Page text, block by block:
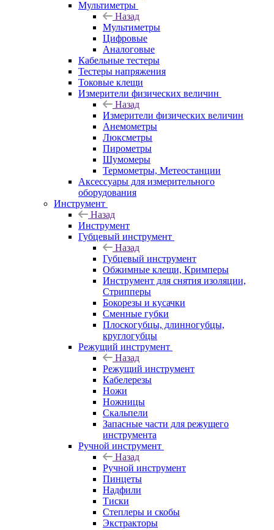
Мультиметры
Назад
Мультиметры
Цифровые
Аналоговые
Кабельные тестеры
Тестеры напряжения
Токовые клещи
Измерители физических величин
Назад
Измерители физических величин
Анемометры
Люксметры
Пирометры
Шумомеры
Термометры, Метеостанции
Аксессуары для измерительного
оборудования
Инструмент
Назад
Инструмент
Губцевый инструмент
Назад
Губцевый инструмент
Обжимные клещи, Кримперы
Инструмент для снятия изоляции,
Стрипперы
Бокорезы и кусачки
Сменные губки
Плоскогубцы, длинногубцы,
круглогубцы
Режущий инструмент
Назад
Режущий инструмент
Кабелерезы
Ножи
Ножницы
Скальпели
Запасные части для режущего
инструмента
Ручной инструмент
Назад
Ручной инструмент
Пинцеты
Надфили
Тиски
Степлеры и скобы
Экстракторы